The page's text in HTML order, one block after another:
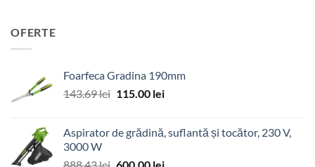
OFERTE
Foarfeca Gradina 190mm
143.69lei Prețul
fost:
115.00 leiPrețul
115.00 lei.
Aspirator de grădină, suflantă și tocător, 230 V,
3000 W
Prețul
Prețul